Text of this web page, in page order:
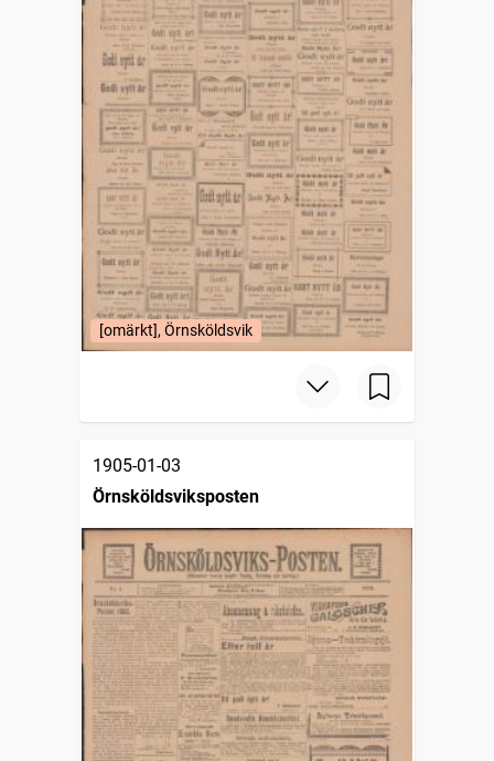
[omärkt], Örnsköldsvik
1905-01-03
Örnsköldsviksposten